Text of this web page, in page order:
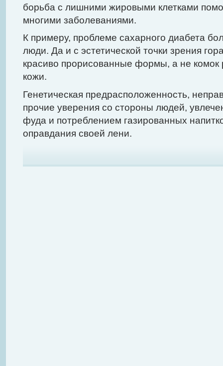
борьба с лишними жировыми клетками
многими заболеваниями.
К примеру, проблеме сахарного диабета
люди. Да и с эстетической точки зрения
красиво прорисованные формы, а не
кожи.
Генетическая предрасположенность,
прочие уверения со стороны людей,
фуда и потреблением газированных
оправдания своей лени.